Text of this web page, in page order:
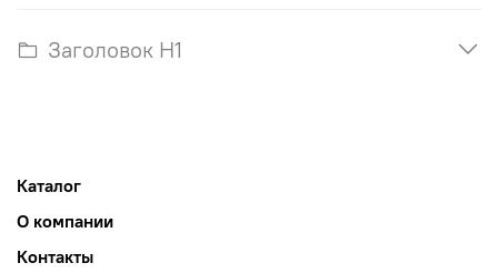
Заголовок H1
Каталог
О компании
Контакты